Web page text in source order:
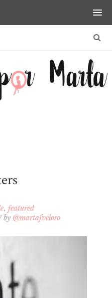
featured
by @martafveloso